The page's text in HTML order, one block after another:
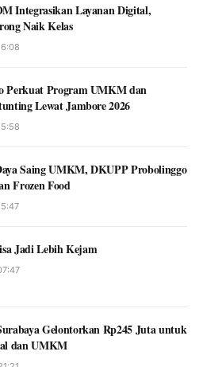
Integrasikan Layanan Digital,
Naik Kelas
Perkuat Program UMKM dan
Lewat Jambore 2026
Saing UMKM, DKUPP Probolinggo
Frozen Food
Jadi Lebih Kejam
Gelontorkan Rp245 Juta untuk
dan UMKM